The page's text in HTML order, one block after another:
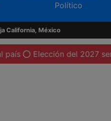
Político
California, México
del 2027 será contra